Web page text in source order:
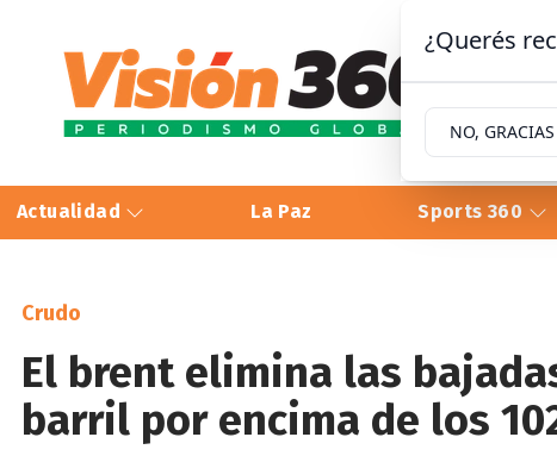
Actualidad La Paz Sports 360
Crudo
El brent elimina las
barril por encima de los
¿Querés
NO, GRACIAS